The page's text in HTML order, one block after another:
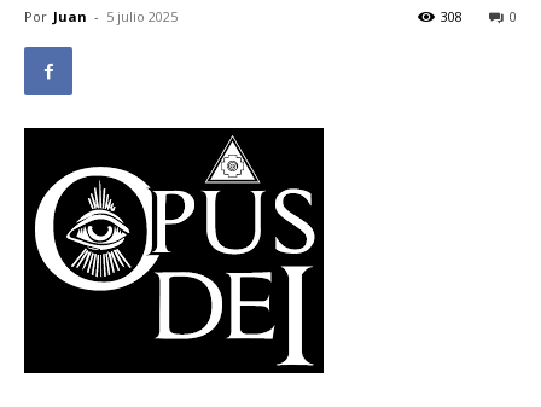
Por Juan - 5 julio 2025 0
308